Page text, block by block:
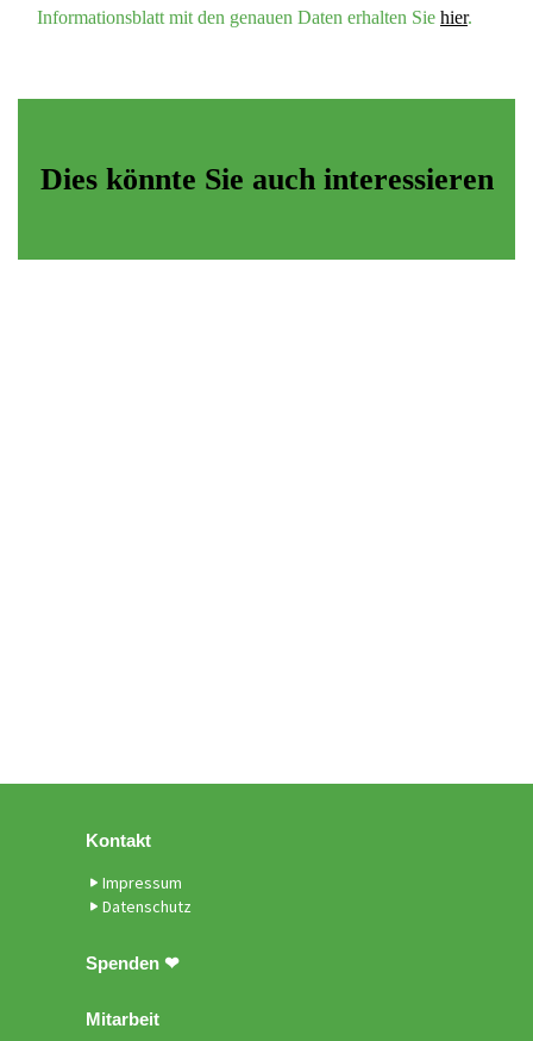
Informationsblatt mit den genauen Daten erhalten Sie hier.
Dies könnte Sie auch interessieren
Kontakt
Impressum
Datenschutz
Spenden ❤
Mitarbeit